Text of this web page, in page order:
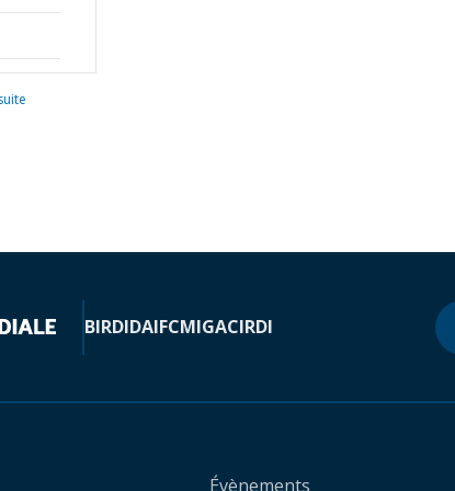
BIRDIDAIFCMIGACIRDI
Évènements